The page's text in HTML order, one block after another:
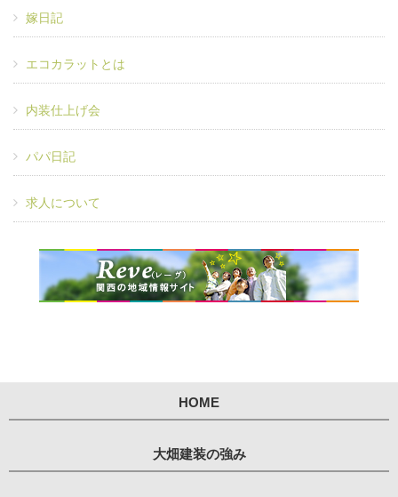
嫁日記
エコカラットとは
内装仕上げ会
パパ日記
求人について
HOME
大畑建装の強み